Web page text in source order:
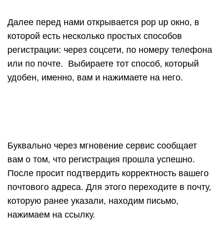
Далее перед нами открывается pop up окно, в
которой есть несколько простых способов
регистрации: через соцсети, по номеру телефона
или по почте. Выбираете тот способ, который
удобен, именно, вам и нажимаете на него.
Буквально через мгновение сервис сообщает
вам о том, что регистрация прошла успешно.
После просит подтвердить корректность вашего
почтового адреса. Для этого переходите в почту,
которую ранее указали, находим письмо,
нажимаем на ссылку.